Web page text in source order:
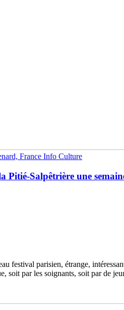
France Info Culture
Salpêtrière une
festival parisien, étrange,
soit par les soignants, soit par de